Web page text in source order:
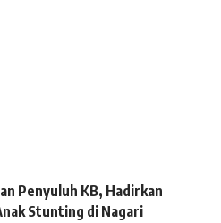
Penyuluh KB, Hadirkan
Stunting di Nagari